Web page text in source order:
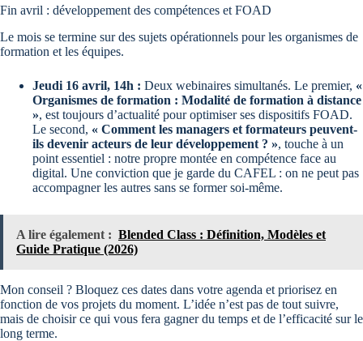
Fin avril : développement des compétences et FOAD
Le mois se termine sur des sujets opérationnels pour les organismes de
formation et les équipes.
Jeudi 16 avril, 14h : Deux webinaires simultanés. Le premier, «
Organismes de formation : Modalité de formation à distance
», est toujours d’actualité pour optimiser ses dispositifs FOAD.
Le second, « Comment les managers et formateurs peuvent-
ils devenir acteurs de leur développement ? », touche à un
point essentiel : notre propre montée en compétence face au
digital. Une conviction que je garde du CAFEL : on ne peut pas
accompagner les autres sans se former soi-même.
A lire également : Blended Class : Définition, Modèles et
Guide Pratique (2026)
Mon conseil ? Bloquez ces dates dans votre agenda et priorisez en
fonction de vos projets du moment. L’idée n’est pas de tout suivre,
mais de choisir ce qui vous fera gagner du temps et de l’efficacité sur le
long terme.